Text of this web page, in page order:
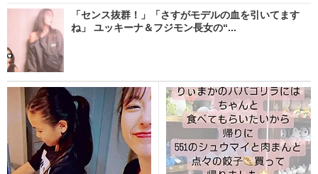
「センス抜群！」「さすがモデルの血を引いてます
ね」 ユッキーナ＆フジモン長女の“...